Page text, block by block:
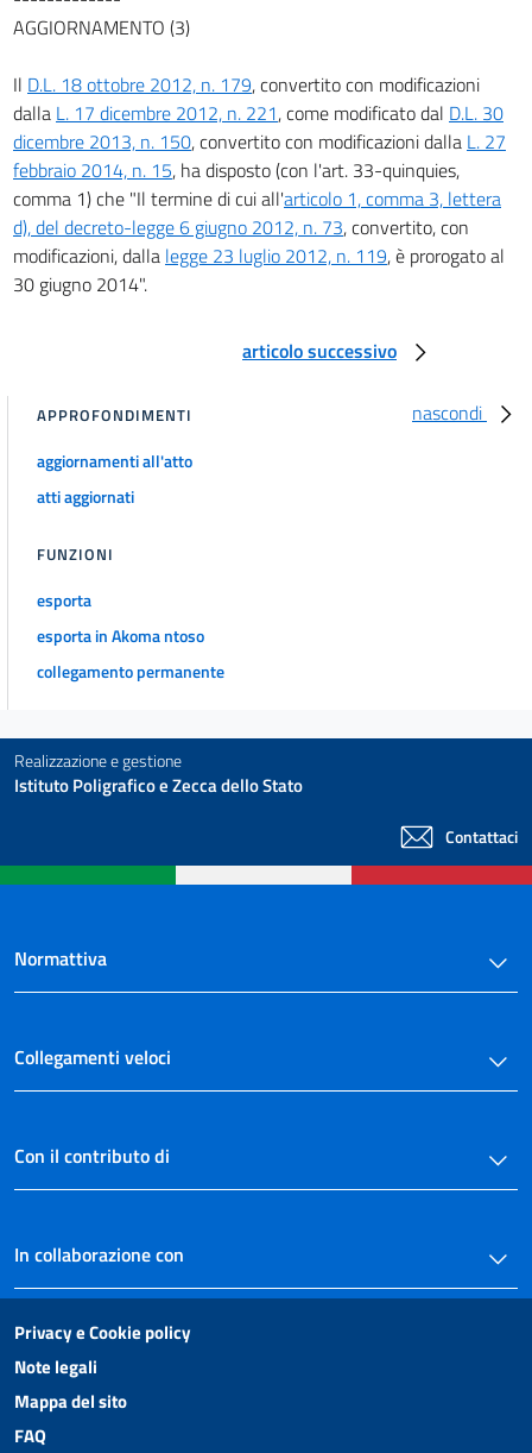
AGGIORNAMENTO (3)
Il D.L. 18 ottobre 2012, n. 179, convertito con modificazioni
dalla L. 17 dicembre 2012, n. 221, come modificato dal D.L. 30
dicembre 2013, n. 150, convertito con modificazioni dalla L. 27
febbraio 2014, n. 15, ha disposto (con l'art. 33-quinquies,
comma 1) che "Il termine di cui all'articolo 1, comma 3, lettera
d), del decreto-legge 6 giugno 2012, n. 73, convertito, con
modificazioni, dalla legge 23 luglio 2012, n. 119, è prorogato al
30 giugno 2014".
articolo successivo
nascondi
APPROFONDIMENTI
aggiornamenti all'atto
atti aggiornati
FUNZIONI
esporta
esporta in Akoma ntoso
collegamento permanente
Realizzazione e gestione
Istituto Poligrafico e Zecca dello Stato
Contattaci
Normattiva
Collegamenti veloci
Con il contributo di
In collaborazione con
Privacy e Cookie policy
Note legali
Mappa del sito
FAQ